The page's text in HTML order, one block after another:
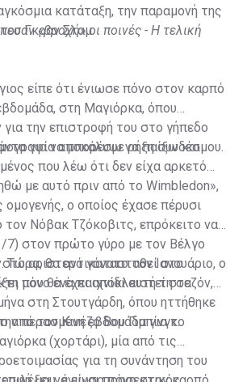
κατάταξη, την παραμονή της
Γκραν Σλαμ.
«βροχή» οι ποινές - Η τελική
είπε ότι ένιωσε πόνο στον καρπό
στη Μαγιόρκα, όπου
την επιστροφή του στο γήπεδο
αποκάλυψε ρήξη συνδέσμου.
για να μπορέσω να παίξω και
που λέω ότι δεν είχα αρκετό
με αυτό πριν από το Wimbledon»,
ο οποίος έχασε πέρυσι
τον Νόβακ Τζόκοβιτς, επρόκειτο να
7) στον πρώτο γύρο με τον Βέλγο
Τώρα, θα αντικατασταθεί στο
που θα έχει αποκλειστεί στα
αριστερό γόνατο τον Ιανουάριο, ο
μόνο ένα παιχνίδι αυτή τη σεζόν,
στη Στουτγάρδη, όπου ηττήθηκε
τον Κινέζο Βου Γιμπίνγκ.
περασμένη εβδομάδα για το
(χορτάρι), μία από τις
για τη συνάντηση του